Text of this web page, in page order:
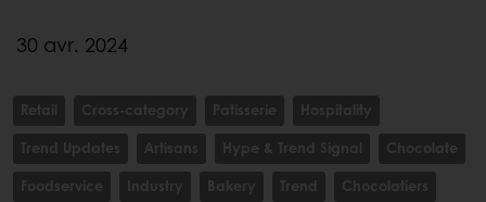
30 avr. 2024
Retail Cross-category Patisserie
Hospitality
Trend Updates
Artisans Hype & Trend Signal
Chocolate
Foodservice
Industry Bakery Trend Chocolatiers